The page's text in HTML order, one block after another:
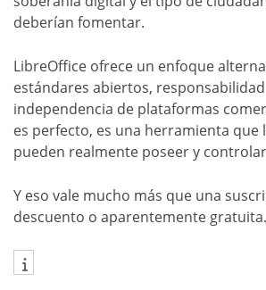
deberían fomentar.
LibreOffice ofrece un enfoque
estándares abiertos,
independencia de plataformas
es perfecto, es una herramienta que
pueden realmente poseer y
Y eso vale mucho más que una
descuento o aparentemente gratuita.